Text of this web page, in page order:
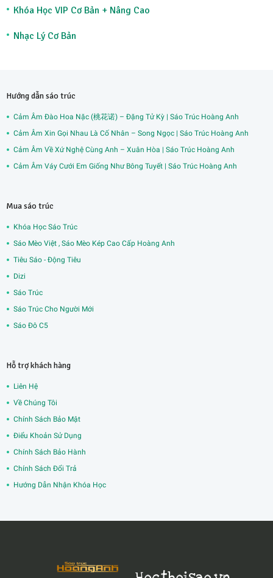
Khóa Học VIP Cơ Bản + Nâng Cao
Nhạc Lý Cơ Bản
Hướng dẫn sáo trúc
Cảm Âm Đào Hoa Nặc (桃花诺) – Đặng Tử Kỳ | Sáo Trúc Hoàng Anh
Cảm Âm Xin Gọi Nhau Là Cố Nhân – Song Ngọc | Sáo Trúc Hoàng Anh
Cảm Âm Về Xứ Nghệ Cùng Anh – Xuân Hòa | Sáo Trúc Hoàng Anh
Cảm Âm Váy Cưới Em Giống Như Bông Tuyết | Sáo Trúc Hoàng Anh
Mua sáo trúc
Khóa Học Sáo Trúc
Sáo Mèo Việt , Sáo Mèo Kép Cao Cấp Hoàng Anh
Tiêu Sáo - Động Tiêu
Dizi
Sáo Trúc
Sáo Trúc Cho Người Mới
Sáo Đô C5
Hỗ trợ khách hàng
Liên Hệ
Về Chúng Tôi
Chính Sách Bảo Mật
Điểu Khoản Sử Dụng
Chính Sách Bảo Hành
Chính Sách Đổi Trả
Hướng Dẫn Nhận Khóa Học